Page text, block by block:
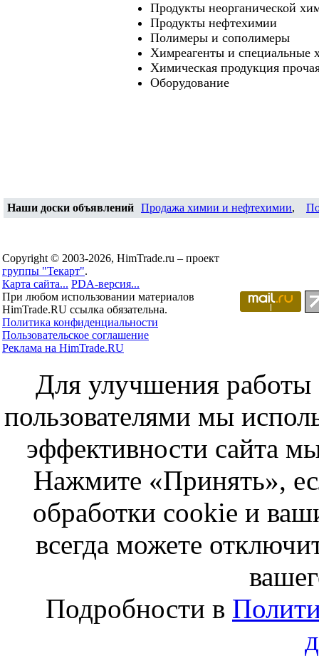
Продукты неорганической
Продукты нефтехимии
Полимеры и сополимеры
Химреагенты и специальные
Химическая продукция
Оборудование
Наши доски объявлений Продажа химии и нефтехимии,
Copyright © 2003-2026, HimTrade.ru – проект
группы "Текарт".
Карта сайта... PDA-версия...
При любом использовании материалов
HimTrade.RU ссылка обязательна.
Политика конфиденциальности
Пользовательское соглашение
Реклама на HimTrade.RU
Для улучшения работы
пользователями мы
эффективности сайта
Нажмите «Принять»,
обработки cookie и
всегда можете
Подробности в